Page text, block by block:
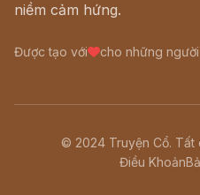
niềm cảm hứng.
Được tạo với cho những
© 2024 Truyện Cổ.
Điều Khoản